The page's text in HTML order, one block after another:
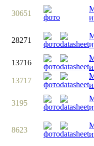
30651
28271
13716
13717
3195
8623